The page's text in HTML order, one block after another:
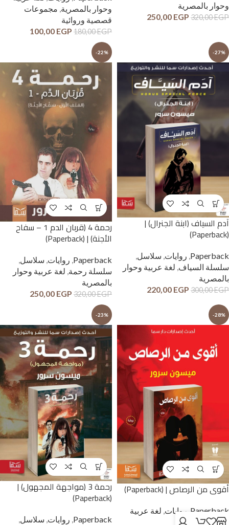
وحوار بالمصرية
320,00EGP
250,00 EGP
وحوار بالمصرية, مجموعات
قصصية وروائية
180,00EGP
100,00 EGP
-27%
آدم السياف (ابنة الجنرال) |
(Paperback)
Paperback
, روايات, سلاسل,
سلسلة السياف, لغة عربية وحوار
بالمصرية
300,00EGP
220,00 EGP
-22%
رحمة 4 (قربان الدم 1 – سفاح
الأجنة) | (Paperback)
Paperback
, روايات, سلاسل,
سلسلة رحمة, لغة عربية وحوار
بالمصرية
320,00EGP
250,00 EGP
-28%
أقوى من الرصاص | (Paperback)
Paperback روايات, لغة عربية
وحوار بالمصرية
-23%
رحمة 3 (مواجهة المجهول) |
(Paperback)
Paperback روايات سلاسل